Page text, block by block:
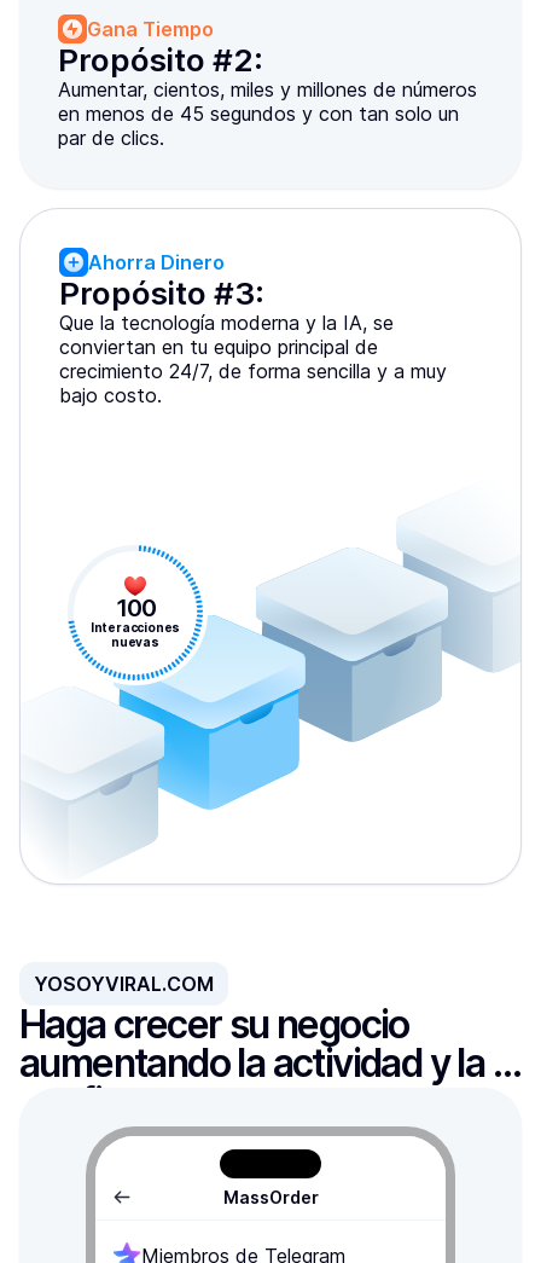
Gana Tiempo
Propósito #2:
Aumentar, cientos, miles y millones de números
en menos de 45 segundos y con tan solo un
par de clics.
Ahorra Dinero
Propósito #3:
Que la tecnología moderna y la IA, se
conviertan en tu equipo principal de
crecimiento 24/7, de forma sencilla y a muy
bajo costo.
100
Interacciones
nuevas
YOSOYVIRAL.COM
Haga crecer su negocio
aumentando la actividad y la
confianza
MassOrder
Miembros de Telegram